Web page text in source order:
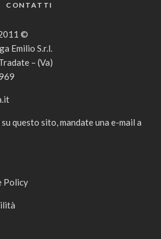
CONTATTI
©
Emilio S.r.l.
– (Va)
questo sito, mandate una e-mail a
Policy